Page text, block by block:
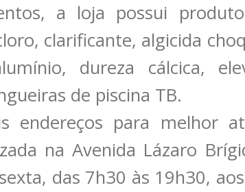
a loja possui
clarificante, algicida
dureza cálcica,
de piscina TB.
endereços para melhor
na Avenida Lázaro
das 7h30 às 19h30,